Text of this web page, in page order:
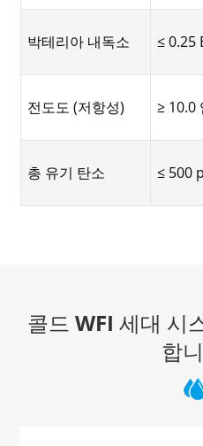
박테리아 내독소 ≤ 0.25
전도도 (저항성) ≥ 10.0
총 유기 탄소 ≤ 500
콜드 WFI 세대 시
합